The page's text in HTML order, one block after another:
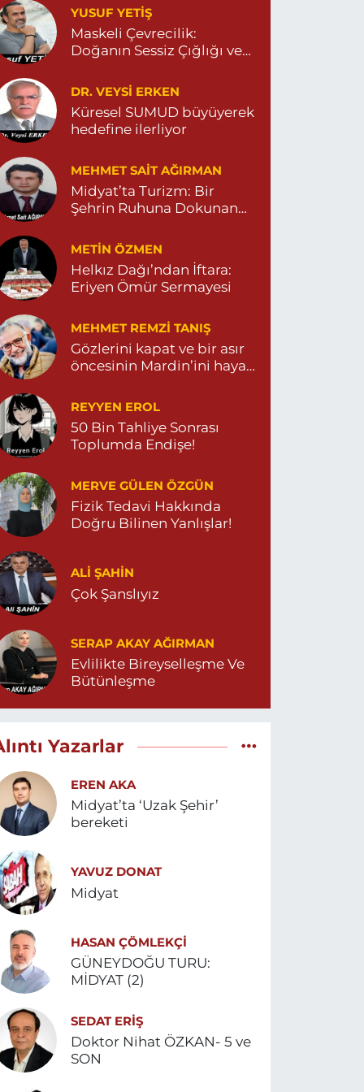
MAHALLE 3086 SOKAK NO:2 4 04825413156
0 (482) 541 31 56 Yol Tarifi Al
İlknur Eczanesi
MAH. VATAN CAD. NO:2A 04825911091
0 (482) 591 10 91 Yol Tarifi Al
Turan Eczanesi
MAHALLE KISMETLİ CADDE NO:59D
OCAĞI YANI 04823813670
YUSUF YETİŞ
Maskeli Çevrecilik:
Doğanın Sessiz Çığlığı ve
DR. VEYSI ERKEN
Küresel SUMUD büyüyerek
hedefine ilerliyor
MEHMET SAIT AĞIRMAN
Midyat’ta Turizm: Bir
Şehrin Ruhuna Dokunan
METIN ÖZMEN
Helkız Dağı’ndan İftara:
Eriyen Ömür Sermayesi
MEHMET REMZI TANIŞ
Gözlerini kapat ve bir asır
öncesinin Mardin’ini hayal
REYYEN EROL
50 Bin Tahliye Sonrası
Toplumda Endişe!
MERVE GÜLEN ÖZGÜN
Fizik Tedavi Hakkında
Doğru Bilinen Yanlışlar!
ALI ŞAHİN
Çok Şanslıyız
SERAP AKAY AĞIRMAN
Evlilikte Bireyselleşme Ve
Bütünleşme
Yazarlar
EREN AKA
Midyat’ta ‘Uzak Şehir’
bereketi
YAVUZ DONAT
Midyat
HASAN ÇÖMLEKÇİ
GÜNEYDOĞU TURU:
MİDYAT (2)
SEDAT ERİŞ
Doktor Nihat ÖZKAN- 5 ve
SON